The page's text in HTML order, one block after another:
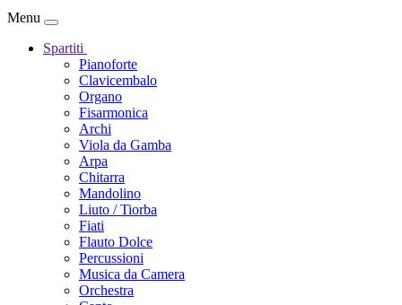
Menu
Spartiti
Pianoforte
Clavicembalo
Organo
Fisarmonica
Archi
Viola da Gamba
Arpa
Chitarra
Mandolino
Liuto / Tiorba
Fiati
Flauto Dolce
Percussioni
Musica da Camera
Orchestra